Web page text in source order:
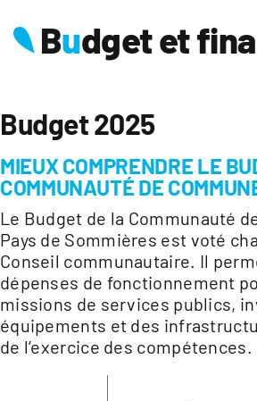
Budget et
Budget 2025
MIEUX COMPRENDRE LE
COMMUNAUTÉ DE
Le Budget de la Communauté
Pays de Sommières est voté
Conseil communautaire. Il
dépenses de fonctionnement
missions de services publics,
équipements et des
de l’exercice des compétences.